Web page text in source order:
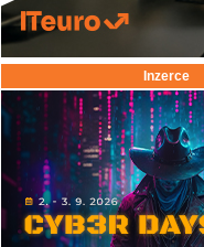
Inzerce